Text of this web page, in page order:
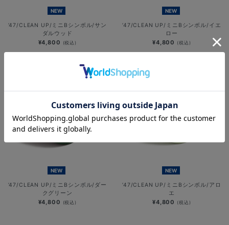
NEW
’47/CLEAN UP/ミニBシンボル/サン
ダルウッド
¥4,800 (税込)
NEW
’47/CLEAN UP/ミニBシンボル/イエ
ロー
¥4,800 (税込)
NEW
’47/CLEAN UP/ミニBシンボル/ダー
クグリーン
¥4,800 (税込)
NEW
’47/CLEAN UP/ミニBシンボル/アロ
エ
¥4,800 (税込)